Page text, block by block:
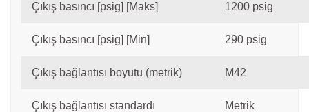
Çıkış basıncı [psig] [Maks] 1200 psig
Çıkış basıncı [psig] [Min] 290 psig
Çıkış bağlantısı boyutu (metrik) M42
Çıkış bağlantısı standardı Metrik